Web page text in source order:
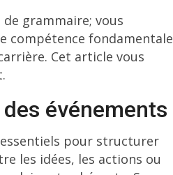
grammaire; vous
compétence fondamentale
Cet article vous
événements
pour structurer
les idées, les actions ou